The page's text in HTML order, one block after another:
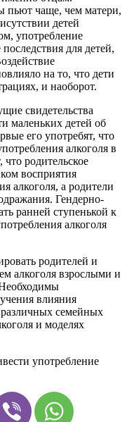
пьют чаще, чем матери,
детей
употребление
для детей,
на то, что дети
и наоборот.
свидетельства
маленьких детей об
его употребят, что
алкоголя в
родительское
восприятия
алкоголя, а родители
Гендерно-
ранней ступенькой к
алкоголя
родителей и
алкоголя взрослыми и
влияния
различных семейных
и моделях
употребление